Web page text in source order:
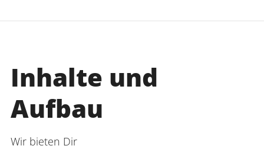
Inhalte und
Aufbau
Wir bieten Dir